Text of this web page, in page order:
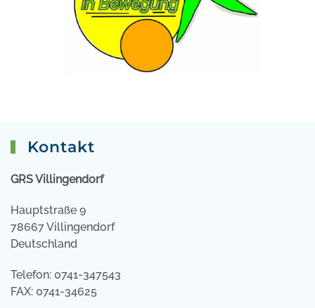
Kontakt
GRS Villingendorf
Hauptstraße 9
78667 Villingendorf
Deutschland
Telefon: 0741-347543
FAX: 0741-34625